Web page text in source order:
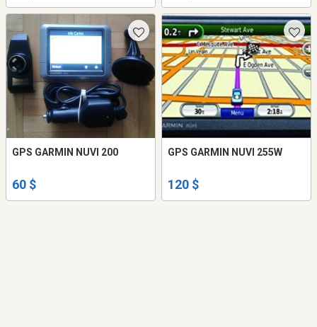
GPS GARMIN NUVI 200
60 $
GPS GARMIN NUVI 255W
120 $